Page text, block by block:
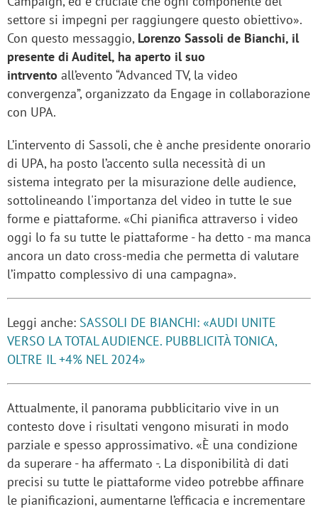
settore si impegni per raggiungere questo obiettivo».
Con questo messaggio, Lorenzo Sassoli de Bianchi, il
presente di Auditel, ha aperto il suo
intrvento all’evento “Advanced TV, la video
convergenza”, organizzato da Engage in collaborazione
con UPA.
L’intervento di Sassoli, che è anche presidente onorario
di UPA, ha posto l’accento sulla necessità di un
sistema integrato per la misurazione delle audience,
sottolineando l'importanza del video in tutte le sue
forme e piattaforme. «Chi pianifica attraverso i video
oggi lo fa su tutte le piattaforme - ha detto - ma manca
ancora un dato cross-media che permetta di valutare
l’impatto complessivo di una campagna».
Leggi anche: SASSOLI DE BIANCHI: «AUDI UNITE
VERSO LA TOTAL AUDIENCE. PUBBLICITÀ TONICA,
OLTRE IL +4% NEL 2024»
Attualmente, il panorama pubblicitario vive in un
contesto dove i risultati vengono misurati in modo
parziale e spesso approssimativo. «È una condizione
da superare - ha affermato -. La disponibilità di dati
precisi su tutte le piattaforme video potrebbe affinare
le pianificazioni, aumentarne l’efficacia e incrementare